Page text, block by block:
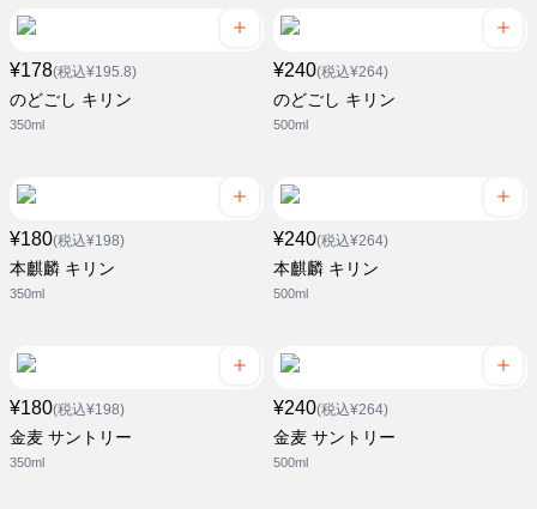
¥178(税込¥195.8)
のどごし キリン
350ml
¥240(税込¥264)
のどごし キリン
500ml
¥180(税込¥198)
本麒麟 キリン
350ml
¥240(税込¥264)
本麒麟 キリン
500ml
¥180(税込¥198)
金麦 サントリー
350ml
¥240(税込¥264)
金麦 サントリー
500ml